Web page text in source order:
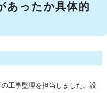
あったか具体的
工事監理を担当しました。設